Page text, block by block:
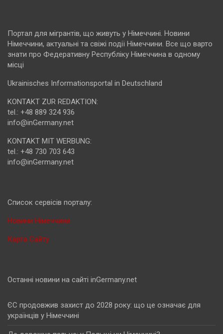
Портал для мігрантів, що живуть у Німеччині. Новини
Німеччини, актуальні та свіжі події Німеччини. Все що варто
знати про Федеративну Республіку Німеччина в одному
місці
Ukrainisches Informationsportal in Deutschland
KONTAKT ZUR REDAKTION:
tel.: +48 889 324 936
info@inGermany.net
KONTAKT MIT WERBUNG:
tel.: +48 730 703 643
info@inGermany.net
Cписок сервісів порталу:
Новини Німеччини
Карта Сайту
Останні новини на сайті inGermany.net
ЄС продовжив захист до 2028 року: що це означає для
українців у Німеччині